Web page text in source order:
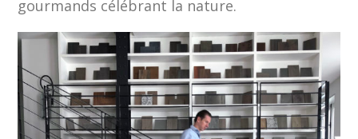
gourmands célébrant la nature.